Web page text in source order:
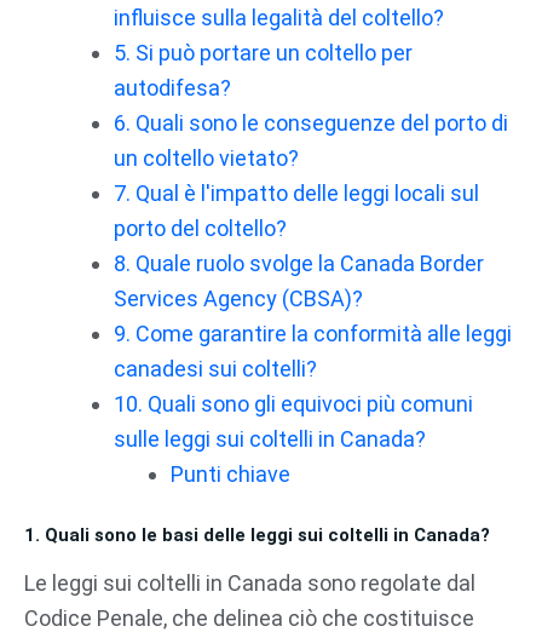
influisce sulla legalità del coltello?
5. Si può portare un coltello per
autodifesa?
6. Quali sono le conseguenze del porto di
un coltello vietato?
7. Qual è l'impatto delle leggi locali sul
porto del coltello?
8. Quale ruolo svolge la Canada Border
Services Agency (CBSA)?
9. Come garantire la conformità alle leggi
canadesi sui coltelli?
10. Quali sono gli equivoci più comuni
sulle leggi sui coltelli in Canada?
Punti chiave
1. Quali sono le basi delle leggi sui coltelli in Canada?
Le leggi sui coltelli in Canada sono regolate dal
Codice Penale, che delinea ciò che costituisce